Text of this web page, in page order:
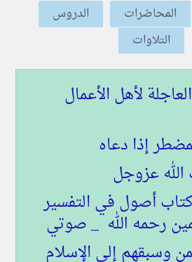
المحاضرات
الدروس
التلاوات
لأهل الأعمال
إذا دعاه
الله عزوجل
أصول في التفسير
رحمه الله _ صوتي
وسبقهم إلى الإسلام